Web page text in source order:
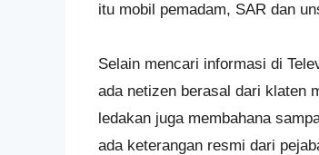
itu mobil pemadam, SAR dan
Selain mencari informasi di
ada netizen berasal dari klaten
ledakan juga membahana
ada keterangan resmi dari